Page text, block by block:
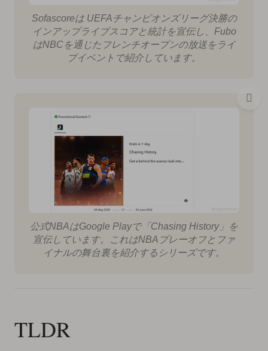
Sofascoreは UEFAチャンピオンズリーグ決勝の
インアップライブスコアと統計を宣伝し、Fubo
はNBCを通じたフレンチオープンの放送をライ
ブイベントで紹介しています。
公式NBAはGoogle Playで「Chasing History」を
宣伝しています。これはNBAプレーオフとファ
イナルの舞台裏を紹介するシリーズです。
TLDR